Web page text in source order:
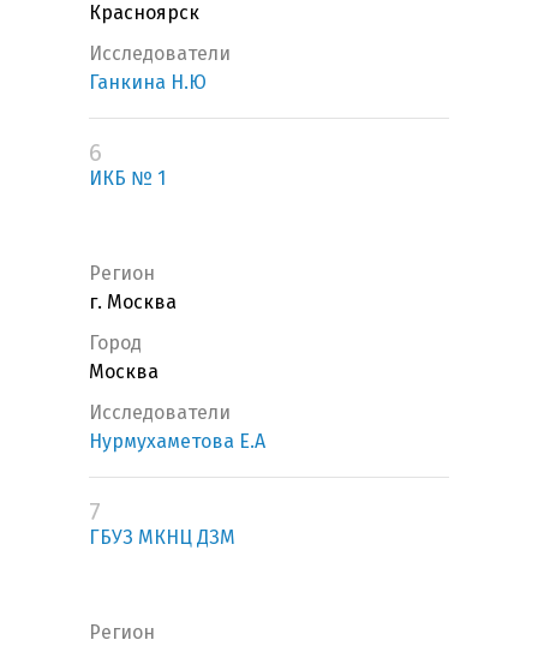
Красноярск
Исследователи
Ганкина Н.Ю
6
ИКБ № 1
Регион
г. Москва
Город
Москва
Исследователи
Нурмухаметова Е.А
7
ГБУЗ МКНЦ ДЗМ
Регион